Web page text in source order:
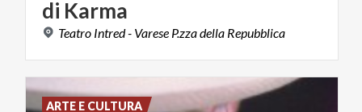
di Karma
Teatro Intred- Varese P.zzadella Repubblica
ARTE E CULTURA